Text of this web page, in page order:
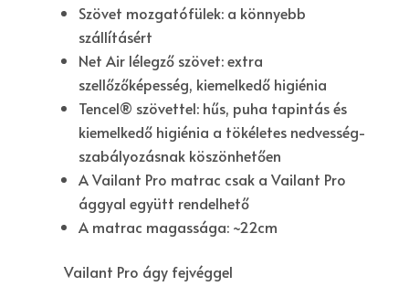
Szövet mozgatófülek: a könnyebb
szállításért
Net Air lélegző szövet: extra
szellőzőképesség, kiemelkedő higiénia
Tencel® szövettel: hűs, puha tapintás és
kiemelkedő higiénia a tökéletes nedvesség-
szabályozásnak köszönhetően
A Vailant Pro matrac csak a Vailant Pro
ággyal együtt rendelhető
A matrac magassága: ~22cm
Vailant Pro ágy fejvéggel